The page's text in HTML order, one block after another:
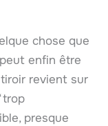
chose que
enfin être
revient sur
presque